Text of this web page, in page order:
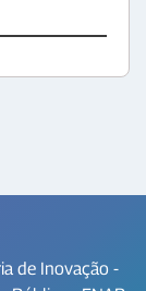
de Inovação -